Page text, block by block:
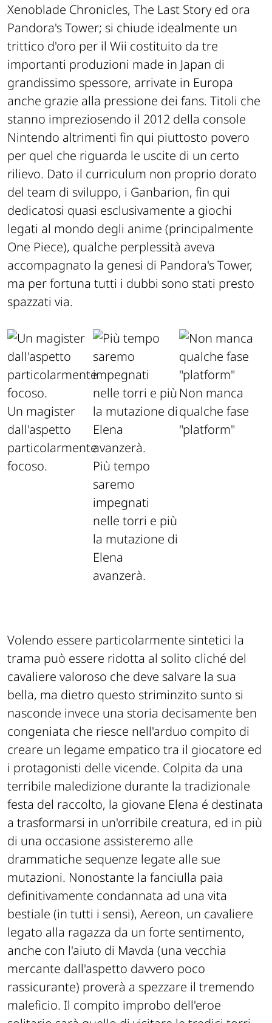
Xenoblade Chronicles, The Last Story ed ora
Pandora's Tower; si chiude idealmente un
trittico d'oro per il Wii costituito da tre
importanti produzioni made in Japan di
grandissimo spessore, arrivate in Europa
anche grazie alla pressione dei fans. Titoli che
stanno impreziosendo il 2012 della console
Nintendo altrimenti fin qui piuttosto povero
per quel che riguarda le uscite di un certo
rilievo. Dato il curriculum non proprio dorato
del team di sviluppo, i Ganbarion, fin qui
dedicatosi quasi esclusivamente a giochi
legati al mondo degli anime (principalmente
One Piece), qualche perplessità aveva
accompagnato la genesi di Pandora's Tower,
ma per fortuna tutti i dubbi sono stati presto
spazzati via.
Un magister
dall'aspetto
particolarmente
focoso.
Più tempo
saremo
impegnati
nelle torri e più
la mutazione di
Elena
avanzerà.
Non manca
qualche fase
"platform"
Volendo essere particolarmente sintetici la
trama può essere ridotta al solito cliché del
cavaliere valoroso che deve salvare la sua
bella, ma dietro questo striminzito sunto si
nasconde invece una storia decisamente ben
congeniata che riesce nell'arduo compito di
creare un legame empatico tra il giocatore ed
i protagonisti delle vicende. Colpita da una
terribile maledizione durante la tradizionale
festa del raccolto, la giovane Elena é destinata
a trasformarsi in un'orribile creatura, ed in più
di una occasione assisteremo alle
drammatiche sequenze legate alle sue
mutazioni. Nonostante la fanciulla paia
definitivamente condannata ad una vita
bestiale (in tutti i sensi), Aereon, un cavaliere
legato alla ragazza da un forte sentimento,
anche con l'aiuto di Mavda (una vecchia
mercante dall'aspetto davvero poco
rassicurante) proverà a spezzare il tremendo
maleficio. Il compito improbo dell'eroe